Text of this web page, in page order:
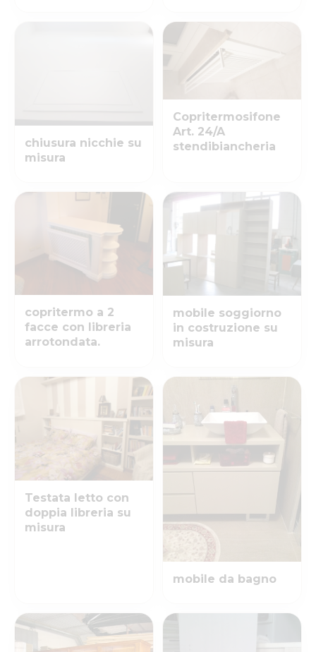
chiusura nicchie su
misura
Copritermosifone
Art. 24/A
stendibiancheria
copritermo a 2
facce con libreria
arrotondata.
mobile soggiorno
in costruzione su
misura
Testata letto con
doppia libreria su
misura
mobile da bagno